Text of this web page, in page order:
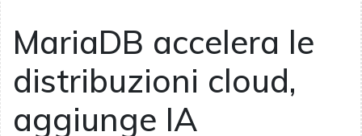
MariaDB accelera le
distribuzioni cloud,
aggiunge IA